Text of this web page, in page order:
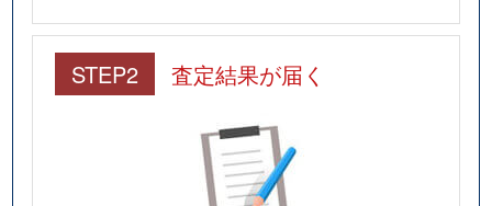
STEP2 査定結果が届く